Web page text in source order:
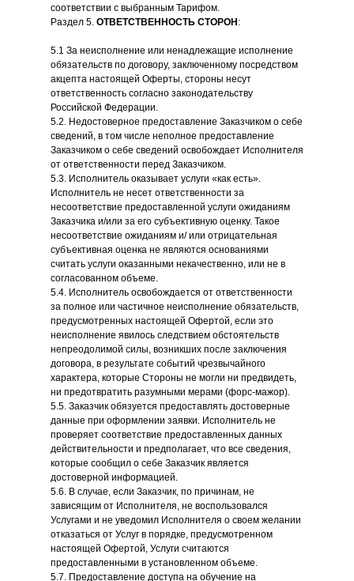
соответствии с выбранным Тарифом.
Раздел 5. ОТВЕТСТВЕННОСТЬ СТОРОН :
5.1 За неисполнение или ненадлежащие исполнение
обязательств по договору, заключенному посредством
акцепта настоящей Оферты, стороны несут
ответственность согласно законодательству
Российской Федерации.
5.2. Недостоверное предоставление Заказчиком о себе
сведений, в том числе неполное предоставление
Заказчиком о себе сведений освобождает Исполнителя
от ответственности перед Заказчиком.
5.3. Исполнитель оказывает услуги «как есть».
Исполнитель не несет ответственности за
несоответствие предоставленной услуги ожиданиям
Заказчика и/или за его субъективную оценку. Такое
несоответствие ожиданиям и/ или отрицательная
субъективная оценка не являются основаниями
считать услуги оказанными некачественно, или не в
согласованном объеме.
5.4. Исполнитель освобождается от ответственности
за полное или частичное неисполнение обязательств,
предусмотренных настоящей Офертой, если это
неисполнение явилось следствием обстоятельств
непреодолимой силы, возникших после заключения
договора, в результате событий чрезвычайного
характера, которые Стороны не могли ни предвидеть,
ни предотвратить разумными мерами (форс-мажор).
5.5. Заказчик обязуется предоставлять достоверные
данные при оформлении заявки. Исполнитель не
проверяет соответствие предоставленных данных
действительности и предполагает, что все сведения,
которые сообщил о себе Заказчик является
достоверной информацией.
5.6. В случае, если Заказчик, по причинам, не
зависящим от Исполнителя, не воспользовался
Услугами и не уведомил Исполнителя о своем желании
отказаться от Услуг в порядке, предусмотренном
настоящей Офертой, Услуги считаются
предоставленными в установленном объеме.
5.7. Предоставление доступа на обучение на